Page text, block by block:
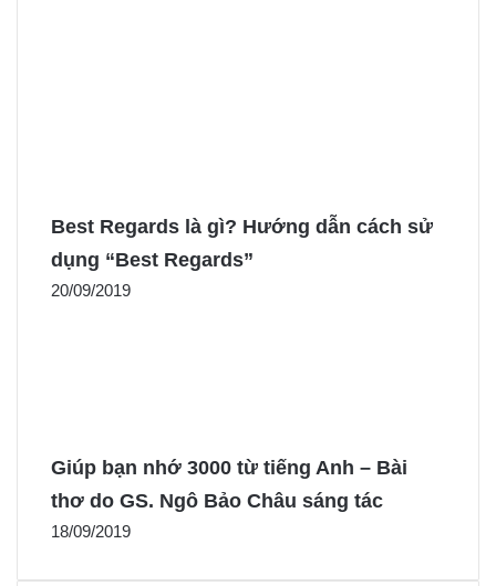
Best Regards là gì? Hướng dẫn cách sử
dụng “Best Regards”
20/09/2019
Giúp bạn nhớ 3000 từ tiếng Anh – Bài
thơ do GS. Ngô Bảo Châu sáng tác
18/09/2019